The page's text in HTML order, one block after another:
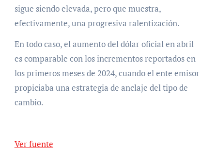
sigue siendo elevada, pero que muestra,
efectivamente, una progresiva ralentización.
En todo caso, el aumento del dólar oficial en abril
es comparable con los incrementos reportados en
los primeros meses de 2024, cuando el ente emisor
propiciaba una estrategia de anclaje del tipo de
cambio.
Ver fuente